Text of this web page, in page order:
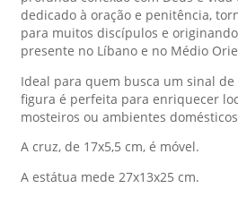
dedicado à oração e penitência,
para muitos discípulos e
presente no Líbano e no Médio
Ideal para quem busca um sinal
figura é perfeita para enriquecer
mosteiros ou ambientes
A cruz, de 17x5,5 cm, é móvel.
A estátua mede 27x13x25 cm.